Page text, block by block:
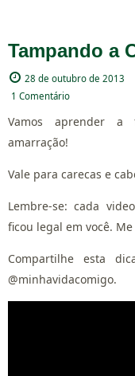
Tampando a
28 de outubro de 2013
1 Comentário
Vamos aprender a
amarração!
Vale para carecas e
Lembre-se: cada
ficou legal em você.
Compartilhe esta
@minhavidacomigo.